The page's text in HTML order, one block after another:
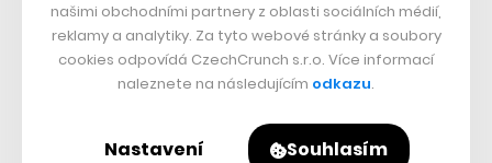
3.3k
našimi obchodními partnery z oblasti sociálních médií,
reklamy a analytiky. Za tyto webové stránky a soubory
cookies odpovídá CzechCrunch s.r.o. Více informací
naleznete na následujícím odkazu.
Nastavení Souhlasím